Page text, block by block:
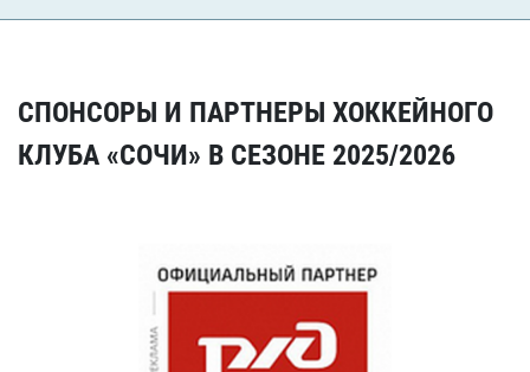
СПОНСОРЫ И ПАРТНЕРЫ ХОККЕЙНОГО
КЛУБА «СОЧИ» В СЕЗОНЕ 2025/2026